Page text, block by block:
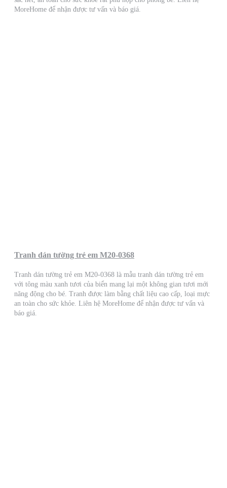
MoreHome để nhận được tư vấn và báo giá.
Tranh dán tường trẻ em M20-0368
Tranh dán tường trẻ em M20-0368 là mẫu tranh dán tường trẻ em
với tông màu xanh tươi của biển mang lại một không gian tươi mới
năng động cho bé. Tranh được làm bằng chất liệu cao cấp, loại mực
an toàn cho sức khỏe. Liên hệ MoreHome để nhận được tư vấn và
báo giá.